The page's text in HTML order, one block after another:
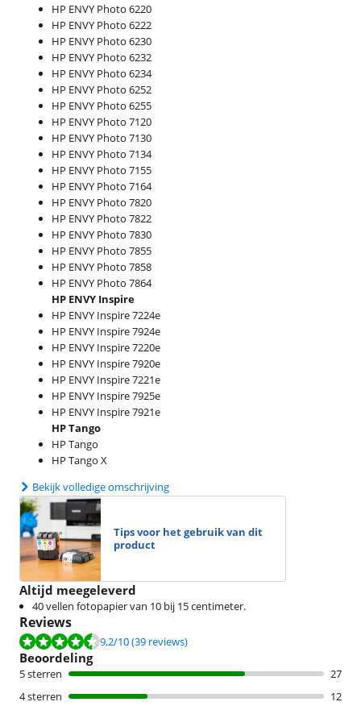
HP ENVY Photo 6220
HP ENVY Photo 6222
HP ENVY Photo 6230
HP ENVY Photo 6232
HP ENVY Photo 6234
HP ENVY Photo 6252
HP ENVY Photo 6255
HP ENVY Photo 7120
HP ENVY Photo 7130
HP ENVY Photo 7134
HP ENVY Photo 7155
HP ENVY Photo 7164
HP ENVY Photo 7820
HP ENVY Photo 7822
HP ENVY Photo 7830
HP ENVY Photo 7855
HP ENVY Photo 7858
HP ENVY Photo 7864
HP ENVY Inspire
HP ENVY Inspire 7224e
HP ENVY Inspire 7924e
HP ENVY Inspire 7220e
HP ENVY Inspire 7920e
HP ENVY Inspire 7221e
HP ENVY Inspire 7925e
HP ENVY Inspire 7921e
HP Tango
HP Tango
HP Tango X
Bekijk volledige omschrijving
Tips voor het gebruik van dit
product
Altijd meegeleverd
40 vellen fotopapier van 10 bij 15 centimeter.
Reviews
Beoordeling is 9,2 van de 10, gebaseerd op 39 reviews.
9,2/10(39 reviews)
Beoordeling
5 sterren
27
4 sterren
12